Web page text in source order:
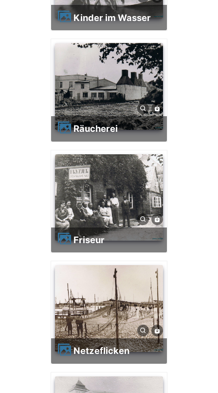
Kinder im Wasser
Räucherei
Friseur
Netzeflicken